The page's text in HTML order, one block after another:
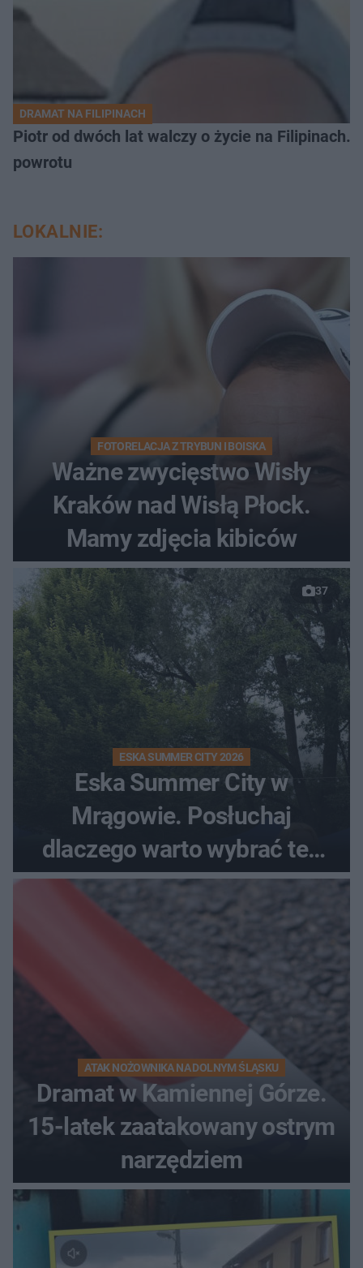
DRAMAT NA FILIPINACH
Piotr od dwóch lat walczy o życie na Filipinach.
powrotu
LOKALNIE:
FOTORELACJA Z TRYBUN I BOISKA
Ważne zwycięstwo Wisły
Kraków nad Wisłą Płock.
Mamy zdjęcia kibiców
37
ESKA SUMMER CITY 2026
Eska Summer City w
Mrągowie. Posłuchaj
dlaczego warto wybrać ten
kierunek na urlop!
ATAK NOŻOWNIKA NA DOLNYM ŚLĄSKU
Dramat w Kamiennej Górze.
15-latek zaatakowany ostrym
narzędziem